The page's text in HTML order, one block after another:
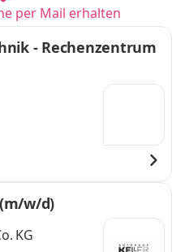
per Mail erhalten
- Rechenzentrum
w/d)
KG